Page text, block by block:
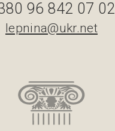
96 842 07 02
lepnina@ukr.net